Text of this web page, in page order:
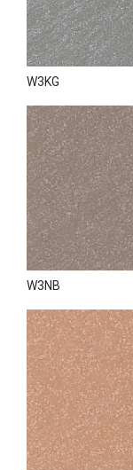
W3KG
W3NB